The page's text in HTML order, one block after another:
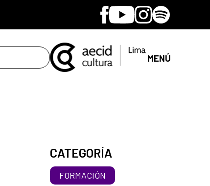
Facebook
YoutubeInstagram
Spotify
MENÚ
CATEGORÍA
FORMACIÓN